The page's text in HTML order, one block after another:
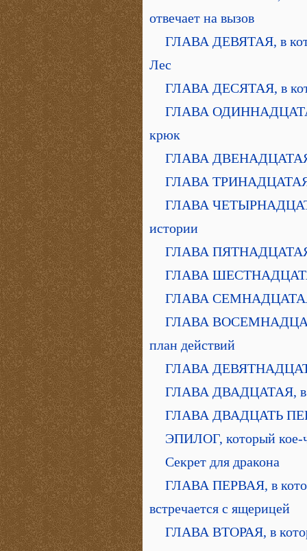
отвечает на вызов
ГЛАВА ДЕВЯТАЯ, в
Лес
ГЛАВА ДЕСЯТАЯ, в
ГЛАВА
крюк
ГЛАВА ДВЕНАДЦАТАЯ,
ГЛАВА ТРИНАДЦАТАЯ,
ГЛАВА
истории
ГЛАВА ПЯТНАДЦАТАЯ, в
ГЛАВА ШЕСТНАДЦАТАЯ,
ГЛАВА СЕМНАДЦАТАЯ,
ГЛАВА
план действий
ГЛАВА
ГЛАВА ДВАДЦАТАЯ, в
ГЛАВА ДВАДЦАТЬ
ЭПИЛОГ, который кое-
Секрет для дракона
ГЛАВА ПЕРВАЯ, в
встречается с ящерицей
ГЛАВА ВТОРАЯ, в